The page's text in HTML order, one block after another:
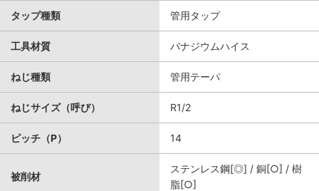
タップ種類 管用タップ
工具材質 バナジウムハイス
ねじ種類 管用テーパ
ねじサイズ（呼び） R1/2
ピッチ（P） 14
被削材
ステンレス鋼[◎] / 銅[○] / 樹
脂[○]